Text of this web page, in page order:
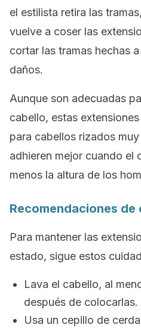
el estilista retira las
vuelve a coser las
cortar las tramas hechas
daños.
Aunque son adecuadas
cabello, estas
para cabellos rizados
adhieren mejor cuando el
menos la altura de los
Recomendaciones de
Para mantener las
estado, sigue estos
Lava el cabello, al
después de colocarlas.
Usa un cepillo de